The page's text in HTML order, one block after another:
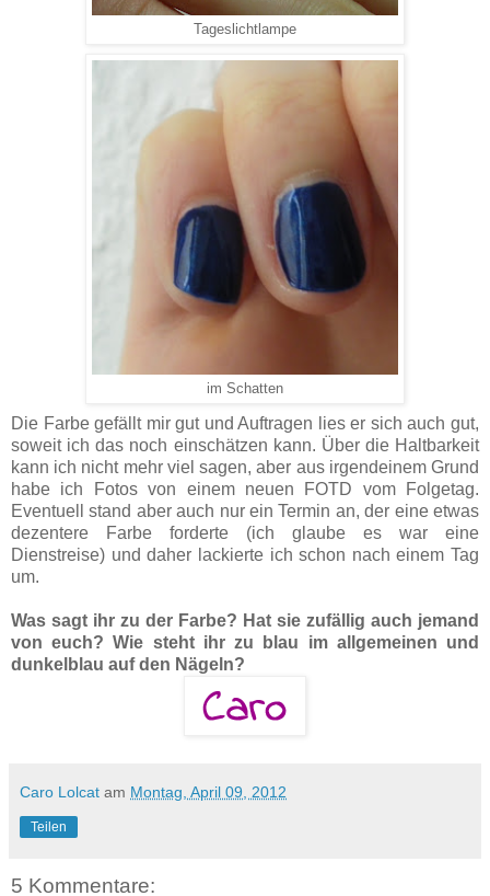
Tageslichtlampe
im Schatten
Die Farbe gefällt mir gut und Auftragen lies er sich auch gut,
soweit ich das noch einschätzen kann. Über die Haltbarkeit
kann ich nicht mehr viel sagen, aber aus irgendeinem Grund
habe ich Fotos von einem neuen FOTD vom Folgetag.
Eventuell stand aber auch nur ein Termin an, der eine etwas
dezentere Farbe forderte (ich glaube es war eine
Dienstreise) und daher lackierte ich schon nach einem Tag
um.
Was sagt ihr zu der Farbe? Hat sie zufällig auch jemand
von euch? Wie steht ihr zu blau im allgemeinen und
dunkelblau auf den Nägeln?
Caro Lolcat am Montag, April 09, 2012
Teilen
5 Kommentare: